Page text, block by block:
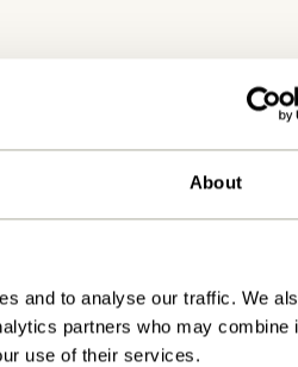
About
and to analyse our traffic. We
partners who may combine
use of their services.